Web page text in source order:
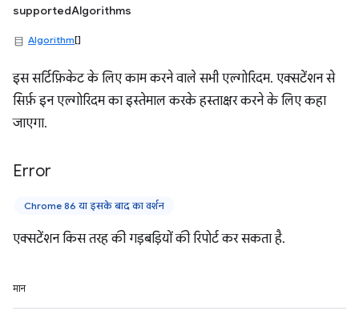
supportedAlgorithms
Algorithm[]
इस सर्टिफ़िकेट के लिए काम करने वाले सभी एल्गोरिदम. एक्सटेंशन से
सिर्फ़ इन एल्गोरिदम का इस्तेमाल करके हस्ताक्षर करने के लिए कहा
जाएगा.
Error
Chrome 86 या इसके बाद का वर्शन
एक्सटेंशन किस तरह की गड़बड़ियों की रिपोर्ट कर सकता है.
मान